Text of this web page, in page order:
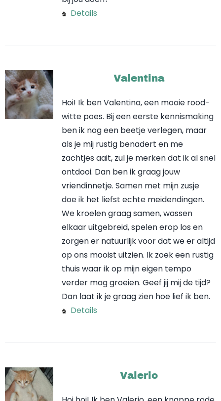
Details
Valentina
Hoi! Ik ben Valentina, een mooie rood-
witte poes. Bij een eerste kennismaking
ben ik nog een beetje verlegen, maar
als je mij rustig benadert en me
zachtjes aait, zul je merken dat ik al snel
ontdooi. Dan ben ik graag jouw
vriendinnetje. Samen met mijn zusje
doe ik het liefst echte meidendingen.
We kroelen graag samen, wassen
elkaar uitgebreid, spelen erop los en
zorgen er natuurlijk voor dat we er altijd
op ons mooist uitzien. Ik zoek een rustig
thuis waar ik op mijn eigen tempo
verder mag groeien. Geef jij mij de tijd?
Dan laat ik je graag zien hoe lief ik ben.
Details
Valerio